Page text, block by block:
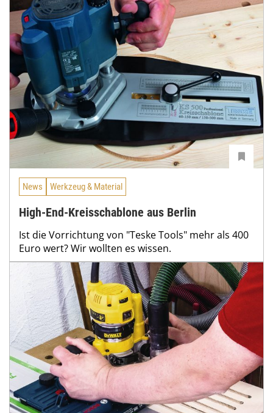
News Werkzeug & Material
High-End-Kreisschablone aus Berlin
Ist die Vorrichtung von "Teske Tools" mehr als 400
Euro wert? Wir wollten es wissen.